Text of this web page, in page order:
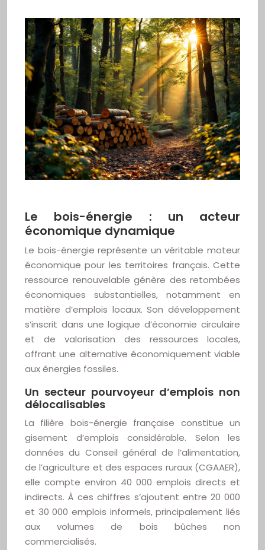
Le bois-énergie : un acteur
économique dynamique
Le bois-énergie représente un véritable moteur
économique pour les territoires français. Cette
ressource renouvelable génère des retombées
économiques substantielles, notamment en
matière d’emplois locaux. Son développement
s’inscrit dans une logique d’économie circulaire
et de valorisation des ressources locales,
offrant une alternative économiquement viable
aux énergies fossiles.
Un secteur pourvoyeur d’emplois non
délocalisables
La filière bois-énergie française constitue un
gisement d’emplois considérable. Selon les
données du Conseil général de l’alimentation,
de l’agriculture et des espaces ruraux (CGAAER),
elle compte environ 40 000 emplois directs et
indirects. À ces chiffres s’ajoutent entre 20 000
et 30 000 emplois informels, principalement liés
aux volumes de bois bûches non
commercialisés.